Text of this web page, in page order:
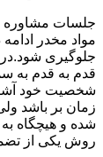
جلسات مشاوره
مواد مخدر
جلوگیری شود.در
قدم به قدم به
شخصیت خود
زمان بر باشد
شده و هیچگاه
روش یکی از